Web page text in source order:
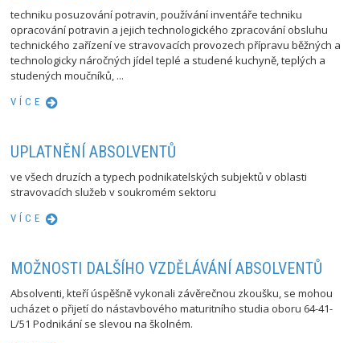
techniku posuzování potravin, používání inventáře techniku
opracování potravin a jejich technologického zpracování obsluhu
technického zařízení ve stravovacích provozech přípravu běžných a
technologicky náročných jídel teplé a studené kuchyně, teplých a
studených moučníků, ...
VÍCE
UPLATNĚNÍ ABSOLVENTŮ
ve všech druzích a typech podnikatelských subjektů v oblasti
stravovacích služeb v soukromém sektoru
VÍCE
MOŽNOSTI DALŠÍHO VZDĚLÁVÁNÍ ABSOLVENTŮ
Absolventi, kteří úspěšně vykonali závěrečnou zkoušku, se mohou
ucházet o přijetí do nástavbového maturitního studia oboru 64-41-
L/51 Podnikání se slevou na školném.